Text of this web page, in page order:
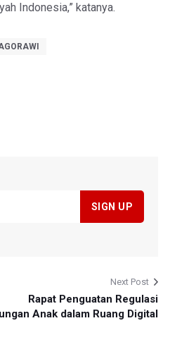
Indonesia,” katanya.
Next Post
Rapat Penguatan Regulasi
Anak dalam Ruang Digital